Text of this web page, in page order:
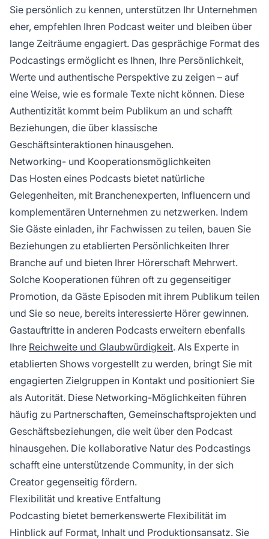
Sie persönlich zu kennen, unterstützen Ihr Unternehmen
eher, empfehlen Ihren Podcast weiter und bleiben über
lange Zeiträume engagiert. Das gesprächige Format des
Podcastings ermöglicht es Ihnen, Ihre Persönlichkeit,
Werte und authentische Perspektive zu zeigen – auf
eine Weise, wie es formale Texte nicht können. Diese
Authentizität kommt beim Publikum an und schafft
Beziehungen, die über klassische
Geschäftsinteraktionen hinausgehen.
Networking- und Kooperationsmöglichkeiten
Das Hosten eines Podcasts bietet natürliche
Gelegenheiten, mit Branchenexperten, Influencern und
komplementären Unternehmen zu netzwerken. Indem
Sie Gäste einladen, ihr Fachwissen zu teilen, bauen Sie
Beziehungen zu etablierten Persönlichkeiten Ihrer
Branche auf und bieten Ihrer Hörerschaft Mehrwert.
Solche Kooperationen führen oft zu gegenseitiger
Promotion, da Gäste Episoden mit ihrem Publikum teilen
und Sie so neue, bereits interessierte Hörer gewinnen.
Gastauftritte in anderen Podcasts erweitern ebenfalls
Ihre Reichweite und Glaubwürdigkeit. Als Experte in
etablierten Shows vorgestellt zu werden, bringt Sie mit
engagierten Zielgruppen in Kontakt und positioniert Sie
als Autorität. Diese Networking-Möglichkeiten führen
häufig zu Partnerschaften, Gemeinschaftsprojekten und
Geschäftsbeziehungen, die weit über den Podcast
hinausgehen. Die kollaborative Natur des Podcastings
schafft eine unterstützende Community, in der sich
Creator gegenseitig fördern.
Flexibilität und kreative Entfaltung
Podcasting bietet bemerkenswerte Flexibilität im
Hinblick auf Format, Inhalt und Produktionsansatz. Sie